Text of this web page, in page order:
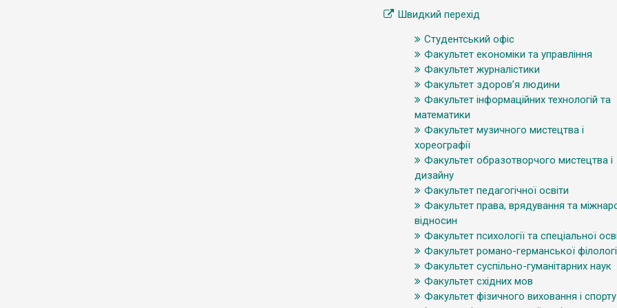
Швидкий перехід
Студентський офіс
Факультет економіки та управління
Факультет журналістики
Факультет здоров’я людини
Факультет інформаційних технологій та
математики
Факультет музичного мистецтва і
хореографії
Факультет образотворчого мистецтва і
дизайну
Факультет педагогічної освіти
Факультет права, врядування та
відносин
Факультет психології та спеціальної
Факультет романо-германської
Факультет суспільно-гуманітарних наук
Факультет східних мов
Факультет фізичного виховання і спорту